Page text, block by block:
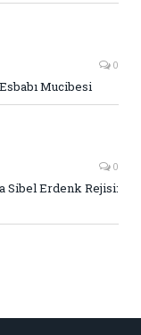
0
Mucibesi
0
Sibel Erdenk Rejisi: